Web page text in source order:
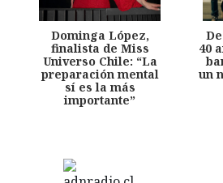
Dominga López,
finalista de Miss
Universo Chile: “La
preparación mental
sí es la más
importante”
40
un